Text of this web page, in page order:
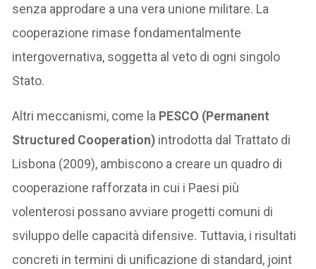
senza approdare a una vera unione militare. La
cooperazione rimase fondamentalmente
intergovernativa, soggetta al veto di ogni singolo
Stato.
Altri meccanismi, come la PESCO (Permanent
Structured Cooperation) introdotta dal Trattato di
Lisbona (2009), ambiscono a creare un quadro di
cooperazione rafforzata in cui i Paesi più
volenterosi possano avviare progetti comuni di
sviluppo delle capacità difensive. Tuttavia, i risultati
concreti in termini di unificazione di standard, joint